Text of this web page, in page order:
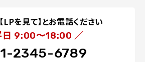
LPを見て】とお電話ください
9:00〜18:00 ／
2345-6789